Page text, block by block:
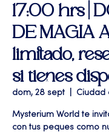
17:00 hrs |
DE MAGIA
limitado,
si tienes
dom, 28 sept Ciudad
Mysterium World te
con tus peques como